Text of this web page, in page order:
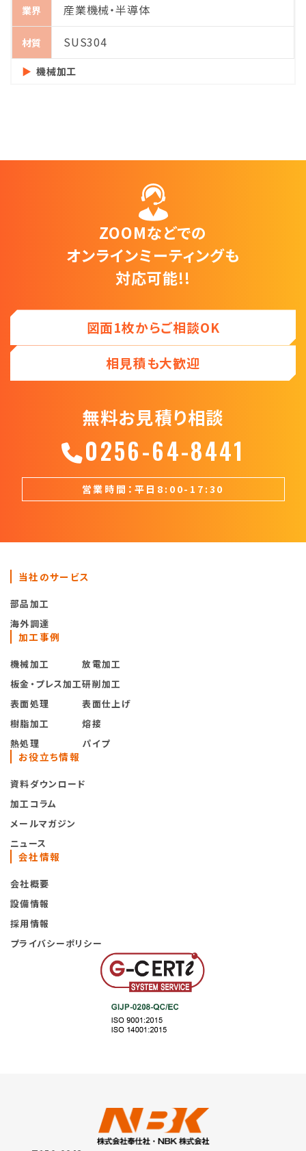
業界 産業機械・半導体
材質 SUS304
機械加工
ZOOMなどでの
オンラインミーティングも
対応可能!!
図面1枚からご相談OK
相見積も大歓迎
無料お見積り相談
0256-64-8441
営業時間：平日8:00-17:30
当社のサービス
部品加工
海外調達
加工事例
機械加工
板金・プレス加工
表面処理
樹脂加工
熱処理
放電加工
研削加工
表面仕上げ
熔接
パイプ
お役立ち情報
資料ダウンロード
加工コラム
メールマガジン
ニュース
会社情報
会社概要
設備情報
採用情報
プライバシーポリシー